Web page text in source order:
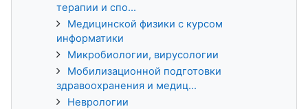
терапии и спо...
Медицинской физики с курсом
информатики
Микробиологии, вирусологии
Мобилизационной подготовки
здравоохранения и медиц...
Неврологии